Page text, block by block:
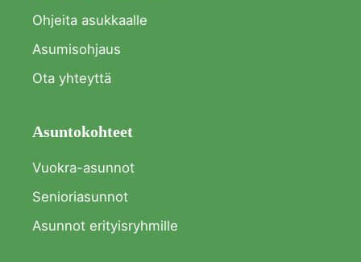
Ohjeita asukkaalle
Asumisohjaus
Ota yhteyttä
Asuntokohteet
Vuokra-asunnot
Senioriasunnot
Asunnot erityisryhmille